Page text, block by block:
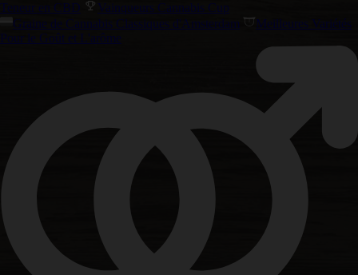
Teneur en CBD
Vainqueurs Cannabis Cup
Graine de Cannabis Classiques d'Amsterdam
Meilleures Variétés
Pour le Goût et L'arôme